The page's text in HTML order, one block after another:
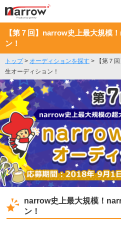
【第７回】narrow史上最大規模
ン！
トップ> オーディションを探す >
【第７
生オーディション！
narrow史上最大規模！
ン！